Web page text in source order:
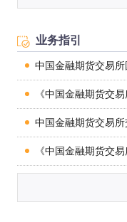
中国金融期货交易所
中国金融期货交易
中国金融期货交易
中国金融期货交易
中国金融期货交易
业务指引
中国金融期货交易所
《中国金融期货交
中国金融期货交易所
《中国金融期货交
《中国金融期货交